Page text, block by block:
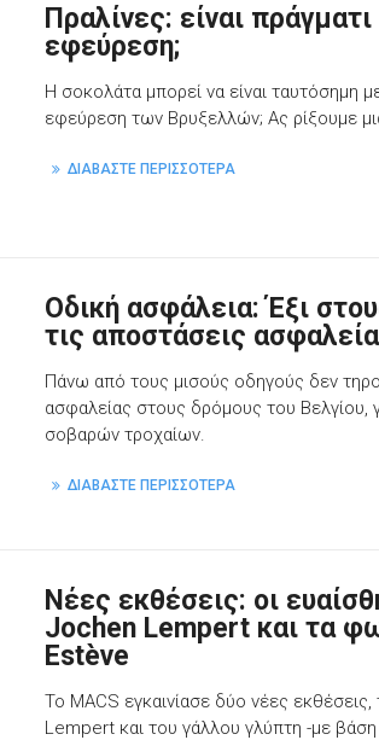
Πραλίνες: είναι
εφεύρεση;
Η σοκολάτα μπορεί να είναι ταυτόσημη
εφεύρεση των Βρυξελλών; Ας ρίξουμε
ΔΙΑΒΑΣΤΕ ΠΕΡΙΣΣΟΤΕΡΑ
Οδική ασφάλεια: Έξι
τις αποστάσεις
Πάνω από τους μισούς οδηγούς δεν
ασφαλείας στους δρόμους του
σοβαρών τροχαίων.
ΔΙΑΒΑΣΤΕ ΠΕΡΙΣΣΟΤΕΡΑ
Νέες εκθέσεις: οι
Jochen Lempert και τα
Estève
To MACS εγκαινίασε δύο νέες
Lempert και του γάλλου γλύπτη -με